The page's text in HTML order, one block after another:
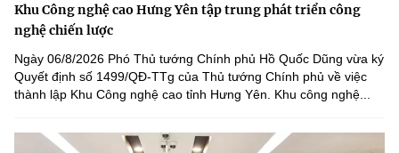
Khu Công nghệ cao Hưng Yên tập trung phát triển công
nghệ chiến lược
Ngày 06/8/2026 Phó Thủ tướng Chính phủ Hồ Quốc Dũng vừa ký
Quyết định số 1499/QĐ-TTg của Thủ tướng Chính phủ về việc
thành lập Khu Công nghệ cao tỉnh Hưng Yên. Khu công nghệ...